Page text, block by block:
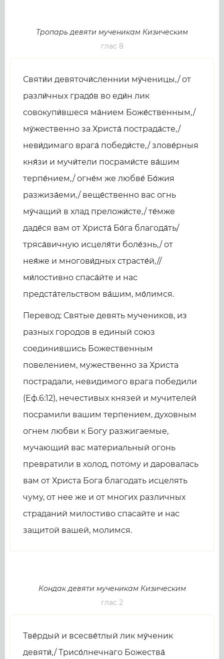
Тропарь девяти мученикам Кизическим
глас 8
Святи́и девяточи́сленнии му́ченицы,/ от
разли́чных градо́в во еди́н лик
совокупи́вшеся ма́нием Боже́ственным,/
му́жественно за Христа́ пострада́сте,/
неви́димаго врага́ победи́сте,/ злове́рныя
кня́зи и мучи́тели посрами́сте ва́шим
терпе́нием,/ огне́м же любве́ Бо́жия
разжиза́еми,/ веще́ственно вас огнь
му́чащий в хлад преложи́сте,/ те́мже
даде́ся вам от Христа́ Бо́га благода́ть/
тряса́вичную исцеля́ти боле́знь,/ от
нея́же и многови́дных страсте́й,//
ми́лостивно спаса́йте и нас
предста́тельством ва́шим, мо́лимся.
Перевод: Святые девять мучеников, из
разных городов в единый союз
соединившись Божественным
повелением, мужественно за Христа
пострадали, невидимого врага победили
(Еф.6:12), нечестивых князей и мучителей
посрамили вашим терпением, духовным
огнем любви к Богу разжигаемые,
мучающий вас материальный огонь
превратили в холод, потому и даровалась
вам от Христа Бога благодать исцелять
чуму, от нее же и от многих различных
страданий милостиво спасайте и нас
защитой вашей, молимся.
Кондак девяти мученикам Кизическим
глас 2
Тве́рдый и всесве́тлый лик му́ченик
девяти́,/ Трисо́лнечнаго Божества́